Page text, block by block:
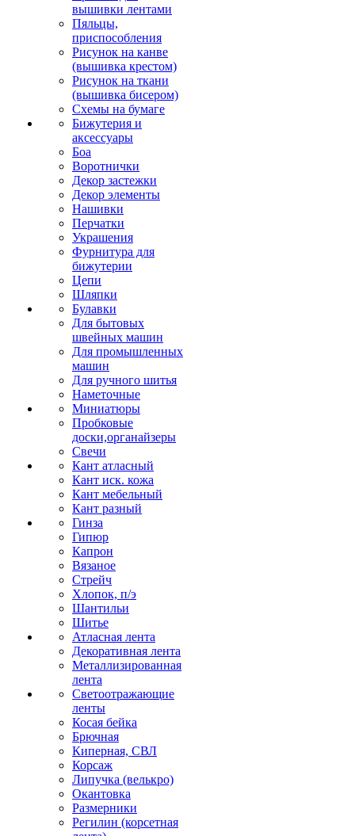
вышивки лентами
Пяльцы,
приспособления
Рисунок на канве
(вышивка крестом)
Рисунок на ткани
(вышивка бисером)
Схемы на бумаге
Бижутерия и
аксессуары
Боа
Воротнички
Декор застежки
Декор элементы
Нашивки
Перчатки
Украшения
Фурнитура для
бижутерии
Цепи
Шляпки
Булавки
Для бытовых
швейных машин
Для промышленных
машин
Для ручного шитья
Наметочные
Миниатюры
Пробковые
доски,органайзеры
Свечи
Кант атласный
Кант иск. кожа
Кант мебельный
Кант разный
Гинза
Гипюр
Капрон
Вязаное
Стрейч
Хлопок, п/э
Шантильи
Шитье
Атласная лента
Декоративная лента
Металлизированная
лента
Светоотражающие
ленты
Косая бейка
Брючная
Киперная, СВЛ
Корсаж
Липучка (велькро)
Окантовка
Размерники
Регилин (корсетная